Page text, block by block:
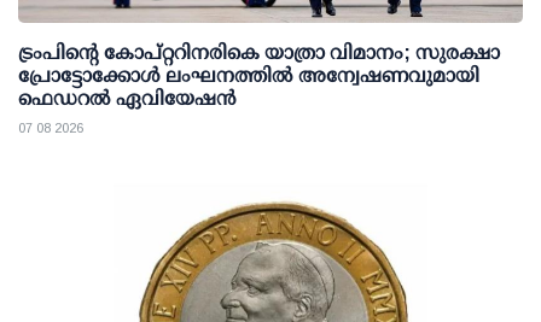
ട്രംപിന്റെ കോപ്റ്ററിനരികെ യാത്രാ വിമാനം; സുരക്ഷാ
പ്രോട്ടോക്കോള്‍ ലംഘനത്തില്‍ അന്വേഷണവുമായി
ഫെഡറല്‍ ഏവിയേഷന്‍
07 08 2026